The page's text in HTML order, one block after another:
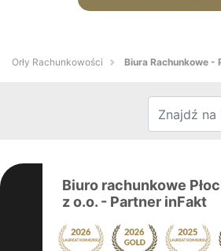
Orły Rachunkowości Biura Rachunkowe -
Biuro rachunkowe
z o.o. - Partner inFakt